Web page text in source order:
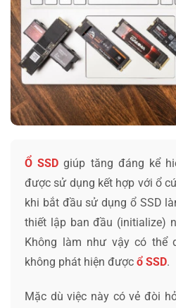
Ổ SSD giúp tăng đáng kể
được sử dụng kết hợp với ổ
khi bắt đầu sử dụng ổ SSD
thiết lập ban đầu (initialize)
Không làm như vậy có thể
không phát hiện được ổ SSD.
Mặc dù việc này có vẻ đòi